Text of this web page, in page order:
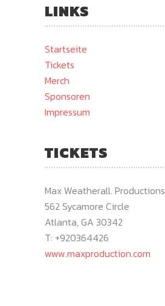
LINKS
Startseite
Tickets
Merch
Sponsoren
Impressum
TICKETS
Max Weatherall. Productions
562 Sycamore Circle
Atlanta, GA 30342
T: +920364426
www.maxproduction.com